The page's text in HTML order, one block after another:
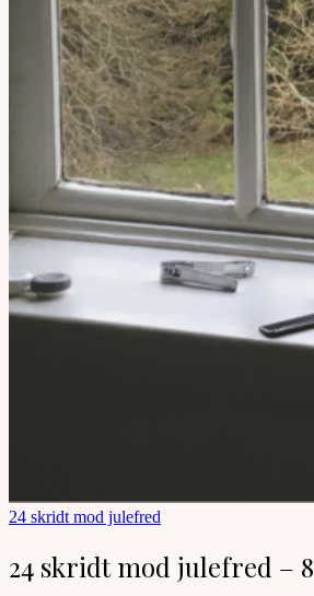
24 skridt mod julefred
24 skridt mod julefred – 8